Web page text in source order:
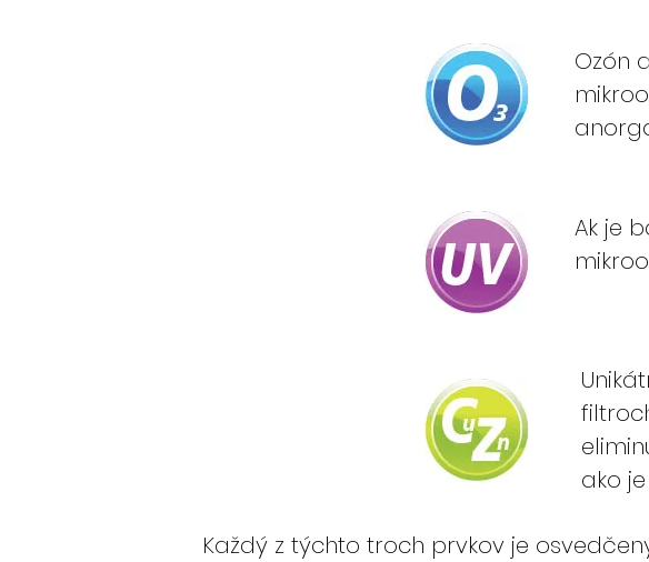
Ozón
Ak je
ako
Každý z týchto troch prvkov je